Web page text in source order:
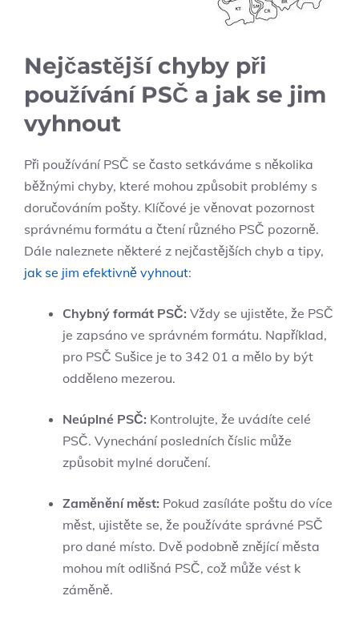
Nejčastější chyby při
používání PSČ a jak se jim
vyhnout
Při používání PSČ se často setkáváme s několika
běžnými chyby, které mohou způsobit problémy s
doručováním pošty. Klíčové je věnovat pozornost
správnému formátu a čtení různého PSČ pozorně.
Dále naleznete některé z nejčastějších chyb a tipy,
jak se jim efektivně vyhnout:
Chybný formát PSČ: Vždy se ujistěte, že PSČ
je zapsáno ve správném formátu. Například,
pro PSČ Sušice je to 342 01 a mělo by být
odděleno mezerou.
Neúplné PSČ: Kontrolujte, že uvádíte celé
PSČ. Vynechání posledních číslic může
způsobit mylné doručení.
Zaměnění měst: Pokud zasíláte poštu do více
měst, ujistěte se, že používáte správné PSČ
pro dané místo. Dvě podobně znějící města
mohou mít odlišná PSČ, což může vést k
záměně.